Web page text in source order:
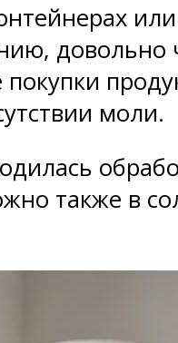
довольно
моли.
также в